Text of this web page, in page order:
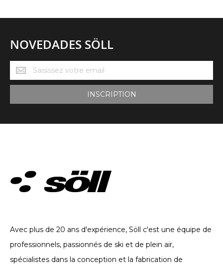
NOVEDADES SÖLL
Novedades
Söll
INSCRIPTION
Avec plus de 20 ans d'expérience, Söll c'est une équipe de
professionnels, passionnés de ski et de plein air,
spécialistes dans la conception et la fabrication de